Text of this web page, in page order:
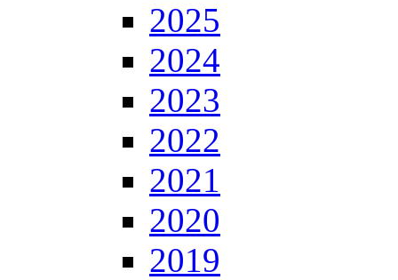
2025
2024
2023
2022
2021
2020
2019